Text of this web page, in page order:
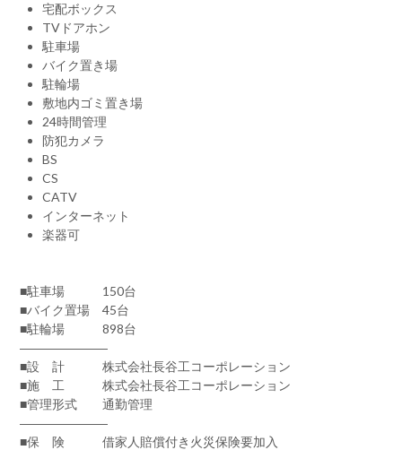
宅配ボックス
TVドアホン
駐車場
バイク置き場
駐輪場
敷地内ゴミ置き場
24時間管理
防犯カメラ
BS
CS
CATV
インターネット
楽器可
■駐車場 150台
■バイク置場 45台
■駐輪場 898台
―――――――
■設 計 株式会社長谷工コーポレーション
■施 工 株式会社長谷工コーポレーション
■管理形式 通勤管理
―――――――
■保 険 借家人賠償付き火災保険要加入